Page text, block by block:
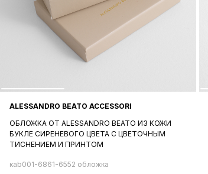
ALESSANDRO BEATO ACCESSORI
ОБЛОЖКА ОТ ALESSANDRO BEATO ИЗ КОЖИ
БУКЛЕ СИРЕНЕВОГО ЦВЕТА С ЦВЕТОЧНЫМ
ТИСНЕНИЕМ И ПРИНТОМ
кab001-6861-6552 обложка